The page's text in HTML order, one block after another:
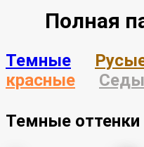
Полная
Темные
красные
Темные оттенки